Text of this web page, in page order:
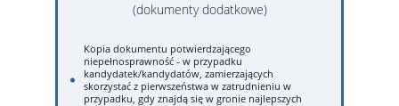
(dokumenty dodatkowe)
Kopia dokumentu potwierdzającego
niepełnosprawność - w przypadku
kandydatek/kandydatów, zamierzających
skorzystać z pierwszeństwa w zatrudnieniu w
przypadku, gdy znajdą się w gronie najlepszych